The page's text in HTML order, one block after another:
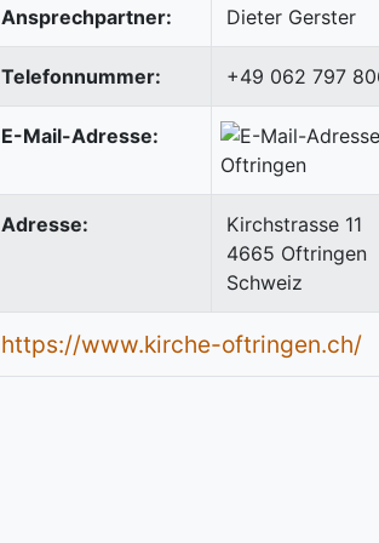
Ansprechpartner: Dieter Gerster
Telefonnummer: +49 062 797
E-Mail-Adresse:
Adresse:
Kirchstrasse 11
4665 Oftringen
Schweiz
https://www.kirche-oftringen.ch/